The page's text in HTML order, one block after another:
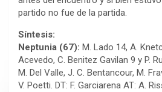
partido no fue de la partida.
Síntesis:
Neptunia (67): M. Lado 14, A.
Acevedo, C. Benitez Gavilan 9 y P.
M. Del Valle, J. C. Bentancour, M.
V. Poetti. DT: F. Garciarena AT: A.